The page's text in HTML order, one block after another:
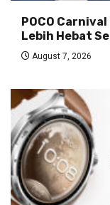
POCO
Lebih Hebat
August 7, 2026